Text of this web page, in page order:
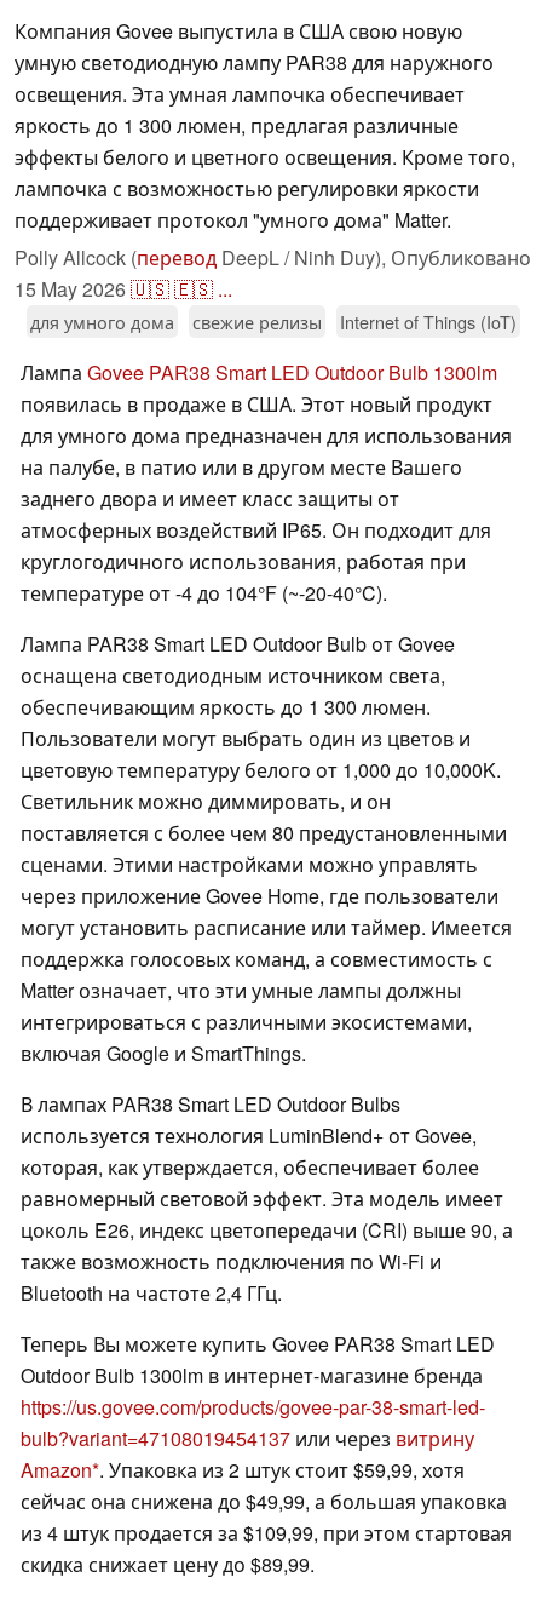
Компания Govee выпустила в США свою новую
умную светодиодную лампу PAR38 для наружного
освещения. Эта умная лампочка обеспечивает
яркость до 1 300 люмен, предлагая различные
эффекты белого и цветного освещения. Кроме того,
лампочка с возможностью регулировки яркости
поддерживает протокол "умного дома" Matter.
Polly Allcock (перевод DeepL / Ninh Duy), Опубликовано
15 May 2026🇺🇸🇪🇸 ...
для умного дома свежие релизы Internet of Things (IoT)
Лампа Govee PAR38 Smart LED Outdoor Bulb 1300lm
появилась в продаже в США. Этот новый продукт
для умного дома предназначен для использования
на палубе, в патио или в другом месте Вашего
заднего двора и имеет класс защиты от
атмосферных воздействий IP65. Он подходит для
круглогодичного использования, работая при
температуре от -4 до 104°F (~-20-40°C).
Лампа PAR38 Smart LED Outdoor Bulb от Govee
оснащена светодиодным источником света,
обеспечивающим яркость до 1 300 люмен.
Пользователи могут выбрать один из цветов и
цветовую температуру белого от 1,000 до 10,000K.
Светильник можно диммировать, и он
поставляется с более чем 80 предустановленными
сценами. Этими настройками можно управлять
через приложение Govee Home, где пользователи
могут установить расписание или таймер. Имеется
поддержка голосовых команд, а совместимость с
Matter означает, что эти умные лампы должны
интегрироваться с различными экосистемами,
включая Google и SmartThings.
В лампах PAR38 Smart LED Outdoor Bulbs
используется технология LuminBlend+ от Govee,
которая, как утверждается, обеспечивает более
равномерный световой эффект. Эта модель имеет
цоколь E26, индекс цветопередачи (CRI) выше 90, а
также возможность подключения по Wi-Fi и
Bluetooth на частоте 2,4 ГГц.
Теперь Вы можете купить Govee PAR38 Smart LED
Outdoor Bulb 1300lm в интернет-магазине бренда
https://us.govee.com/products/govee-par-38-smart-led-
bulb?variant=47108019454137 или через витрину
Amazon . Упаковка из 2 штук стоит $59,99, хотя
сейчас она снижена до $49,99, а большая упаковка
из 4 штук продается за $109,99, при этом стартовая
скидка снижает цену до $89,99.